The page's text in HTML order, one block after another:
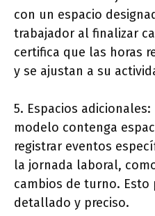
con un espacio
trabajador al finalizar
certifica que las horas
y se ajustan a su
5. Espacios
modelo contenga
registrar eventos
la jornada laboral,
cambios de turno.
detallado y preciso.